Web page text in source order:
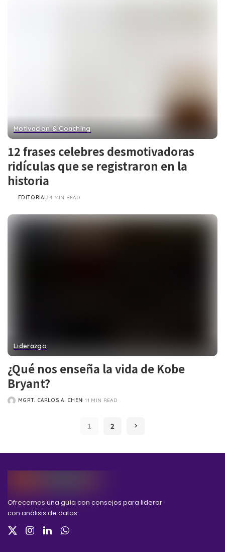
Motivacion & Coaching
12 frases celebres desmotivadoras
ridículas que se registraron en la
historia
POSTED
EDITORIAL 4 MIN READ
Liderazgo
¿Qué nos enseña la vida de Kobe
Bryant?
POSTED
MGRT. CARLOS A. CHEN 11 MIN READ
1 2
Ofrecemos una guía con consejos para liderar
con análisis de datos.